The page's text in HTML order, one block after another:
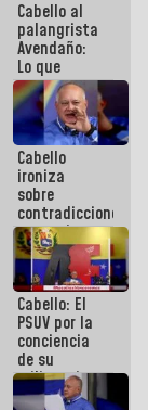
haciendo
Cabello al
palangrista
Avendaño:
Lo que
vayas a
escribir
hazlo hoy
por que no
sabemos si
la semana
que viene
hay
programa
Cabello
ironiza
sobre
contradicciones
y mentiras
de María
Machado:
¡Créanle!
Cabello: El
PSUV por la
conciencia
de su
militancia
es la